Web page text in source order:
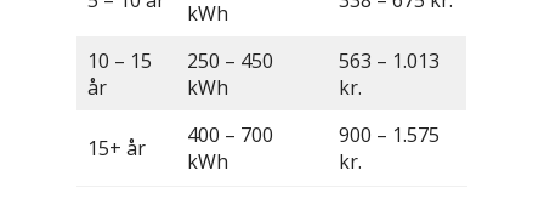
kWh
10 – 15
år
250 – 450
kWh
563 – 1.013
kr.
15+ år
400 – 700
kWh
900 – 1.575
kr.